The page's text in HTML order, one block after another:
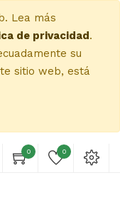
Lea más
de privacidad.
su
sitio web, está
0 0